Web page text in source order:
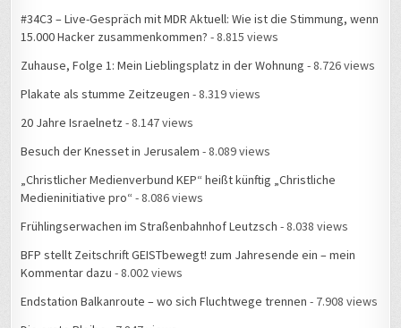
#34C3 – Live-Gespräch mit MDR Aktuell: Wie ist die Stimmung, wenn
15.000 Hacker zusammenkommen? - 8.815 views
Zuhause, Folge 1: Mein Lieblingsplatz in der Wohnung - 8.726 views
Plakate als stumme Zeitzeugen - 8.319 views
20 Jahre Israelnetz - 8.147 views
Besuch der Knesset in Jerusalem - 8.089 views
„Christlicher Medienverbund KEP“ heißt künftig „Christliche
Medieninitiative pro“ - 8.086 views
Frühlingserwachen im Straßenbahnhof Leutzsch - 8.038 views
BFP stellt Zeitschrift GEISTbewegt! zum Jahresende ein – mein
Kommentar dazu - 8.002 views
Endstation Balkanroute – wo sich Fluchtwege trennen - 7.908 views